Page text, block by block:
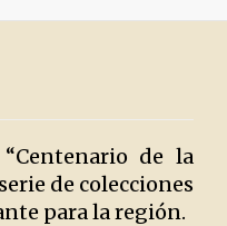
de la
de colecciones
para la región.